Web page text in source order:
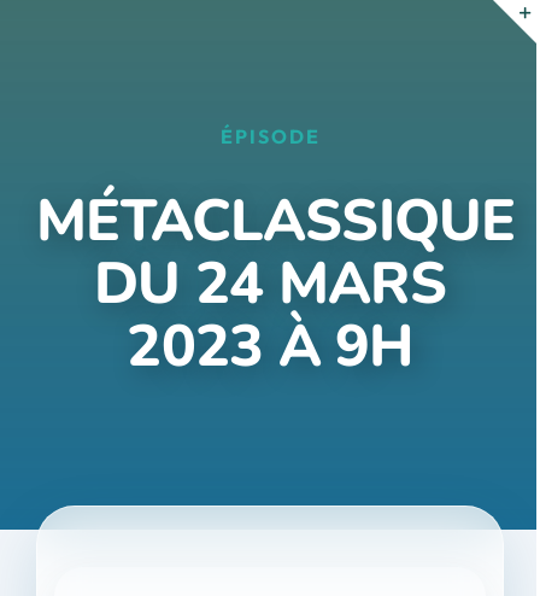
ÉPISODE
MÉTACLASSIQUE
DU 24 MARS
2023 À 9H